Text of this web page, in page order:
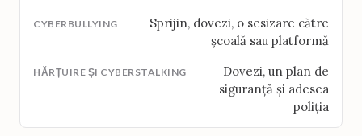
Sprijin, dovezi, o sesizare către
școală sau platformă
Dovezi, un plan de
siguranță și adesea
poliția